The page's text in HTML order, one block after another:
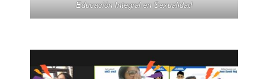
Educación Integral en Sexualidad